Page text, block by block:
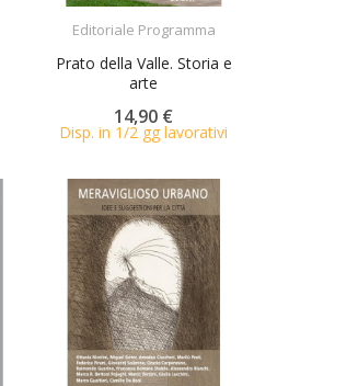
Editoriale Programma
Prato della Valle. Storia e
arte
14,90 €
Disp. in 1/2 gg lavorativi